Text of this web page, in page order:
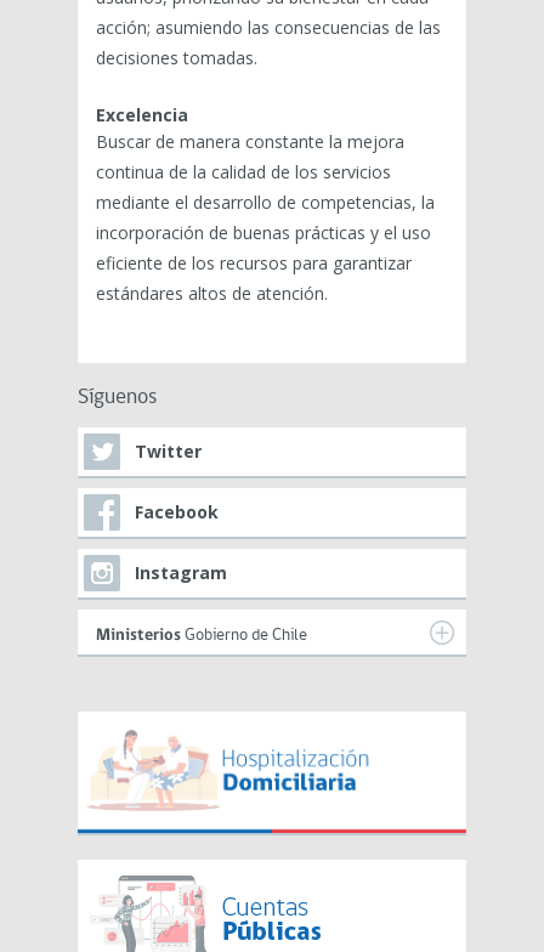
acción; asumiendo las consecuencias de las
decisiones tomadas.
Excelencia
Buscar de manera constante la mejora
continua de la calidad de los servicios
mediante el desarrollo de competencias, la
incorporación de buenas prácticas y el uso
eficiente de los recursos para garantizar
estándares altos de atención.
Síguenos
Twitter
Facebook
Instagram
Ministerios Gobierno de Chile